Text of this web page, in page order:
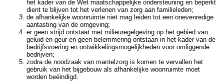
het kader van de Wet maatschappelijke ondersteuning en beperkt
dient te blijven tot het verlenen van zorg aan familieleden;
de afhankelijke woonruimte niet mag leiden tot een onevenredige
aantasting van de omgeving;
er geen strijd ontstaat met milieuregelgeving op het gebied van
geluid en geur en geen belemmering ontstaan in het kader van de
bedrijfsvoering en ontwikkelingsmogelijkheden voor omliggende
bedrijven;
zodra de noodzaak van mantelzorg is komen te vervallen het
gebruik van het bijgebouw als afhankelijke woonruimte moet
worden beëindigd.